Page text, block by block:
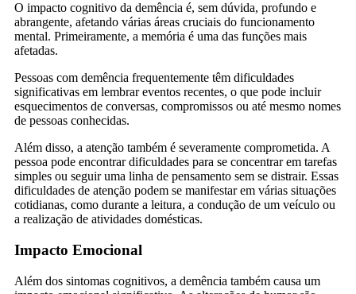
O impacto cognitivo da demência é, sem dúvida, profundo e
abrangente, afetando várias áreas cruciais do funcionamento
mental. Primeiramente, a memória é uma das funções mais
afetadas.
Pessoas com demência frequentemente têm dificuldades
significativas em lembrar eventos recentes, o que pode incluir
esquecimentos de conversas, compromissos ou até mesmo nomes
de pessoas conhecidas.
Além disso, a atenção também é severamente comprometida. A
pessoa pode encontrar dificuldades para se concentrar em tarefas
simples ou seguir uma linha de pensamento sem se distrair. Essas
dificuldades de atenção podem se manifestar em várias situações
cotidianas, como durante a leitura, a condução de um veículo ou
a realização de atividades domésticas.
Impacto Emocional
Além dos sintomas cognitivos, a demência também causa um